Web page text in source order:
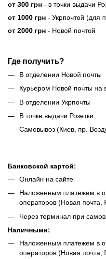
от 300 грн - в точки выдачи
от 1000 грн - Укрпочтой (для
от 2000 грн - Новой почтой
Где получить?
В отделении Новой почты
Курьером Новой почты на
В отделении Укрпочты
В точке выдачи Розетки
Самовывоз (Киев, пр.
Банковской картой:
Онлайн на сайте
Наложенным платежем в
операторов (Новая почта,
Через терминал при
Наличными:
Наложенным платежем в
операторов (Новая почта,